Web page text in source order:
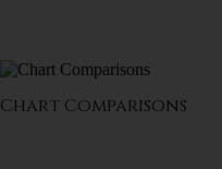
Chart Comparisons